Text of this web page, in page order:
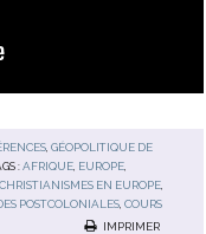
, GÉOPOLITIQUE DE
:AFRIQUE EUROPE
EN EUROPE
POSTCOLONIALES ,COURS
IMPRIMER